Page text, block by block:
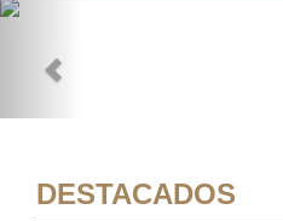
DESTACADOS